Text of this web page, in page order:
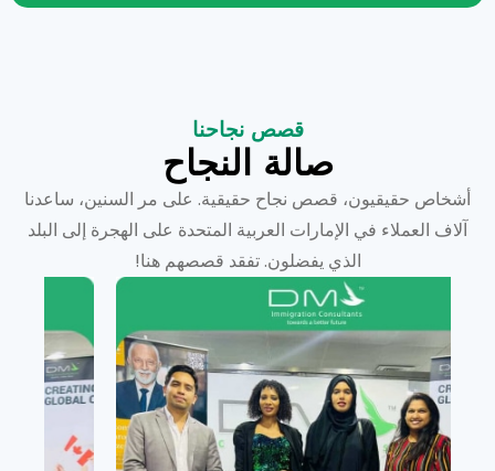
قصص نجاحنا
صالة النجاح
أشخاص حقيقيون، قصص نجاح حقيقية. على مر السنين، ساعدنا
آلاف العملاء في الإمارات العربية المتحدة على الهجرة إلى البلد
الذي يفضلون. تفقد قصصهم هنا!